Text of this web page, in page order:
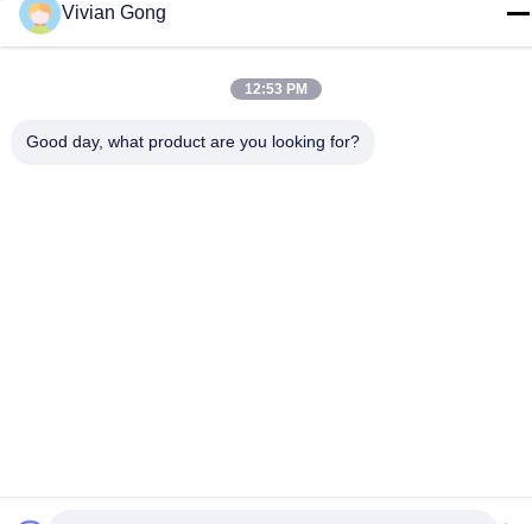
Vivian Gong
12:53 PM
Good day, what product are you looking for?